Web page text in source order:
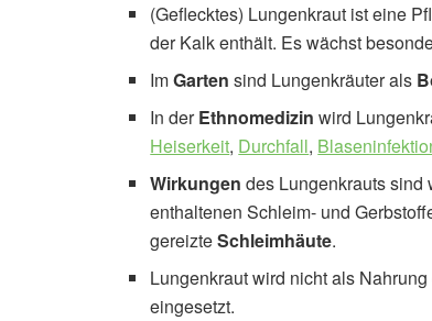
(Geflecktes) Lungenkraut ist eine
der Kalk enthält. Es wächst
ImGarten sind Lungenkräuter als
In derEthnomedizin wird
Heiserkeit, Durchfall,
Wirkungen des Lungenkrauts sind
enthaltenen Schleim- und
gereizteSchleimhäute.
Lungenkraut wird nicht als
eingesetzt.